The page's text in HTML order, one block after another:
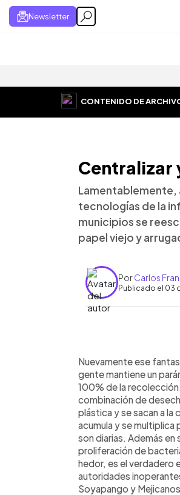
Newsletter
CONTENIDO DE
Centralizar
Lamentablemente,
tecnologías de la
municipios se
papel viejo y
PorCarlos
Publicado el 03
► Escuchar
Nuevamente ese
gente mantiene un
100% de la
combinación de
plástica y se sacan a la
acumula y se multiplica
son diarias. Además
proliferación de
hedor, es el verdadero
autoridades
Soyapango y